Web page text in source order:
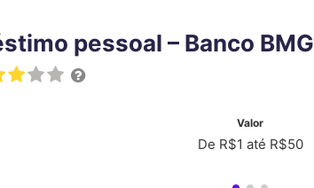
pessoal – Banco BMG
Valor
De R$1 até R$50